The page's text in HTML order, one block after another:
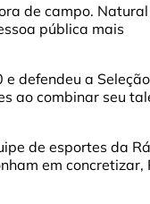
de campo.
pública mais
defendeu a Seleção
ao combinar seu
de esportes da
em concretizar,